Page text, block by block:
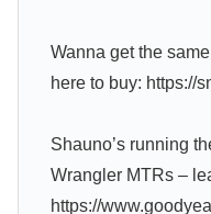
Wanna get the
here to buy: https://
Shauno’s running
Wrangler MTRs –
https://